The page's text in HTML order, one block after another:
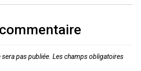
pas publiée. Les champs obligatoires